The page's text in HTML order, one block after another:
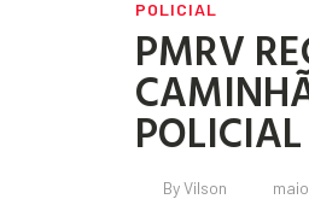
POLICIAL
PMRV
POLICIAL
ByVilson